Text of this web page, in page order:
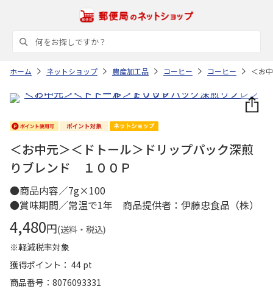
ホーム ネットショップ 農産加工品 コーヒー コーヒー ＜お
＜お中元＞＜ドトール＞ドリップパック深煎
りブレンド １００Ｐ
●商品内容／7g×100
●賞味期間／常温で1年 商品提供者：伊藤忠食品（株）
4,480円(送料・税込)
※軽減税率対象
獲得ポイント： 44 pt
商品番号
8076093331